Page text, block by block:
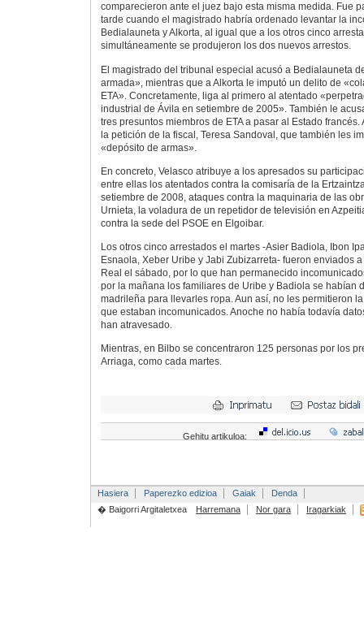
comparecieron ante el juez bajo esta misma medida. Fue
tarde cuando el magistrado habría ordenado levantar la
Bedialauneta y Alkorta, al igual que a los otros cinco
simultáneamente se produjeron los dos nuevos arrestos.
El magistrado del tribunal especial acusó a Bedialauneta
armada», mientras que a Alkorta le imputó un delito de
ETA». Concretamente, liga al primero al atentado
industrial de Ávila en setiembre de 2005». También le
tres presuntos miembros de ETA a pasar al Estado
la petición de la fiscal, Teresa Sandoval, que también les
«depósito de armas».
En concreto, Velasco atribuye a los apresados su
entre ellas los atentados contra la comisaría de la
setiembre de 2008, ataques contra la maquinaria de las
Urnieta, la voladura de un repetidor de televisión en
contra la sede del PSOE en Elgoibar.
Los otros cinco arrestados el martes -Asier Badiola, Ibon
Esnaola, Xeber Uribe y Jabi Zubizarreta- fueron enviados
Real el sábado, por lo que han permanecido
por la mañana los familiares de Uribe y Badiola se habían
madrileña para llevarles ropa. Aun así, no les permitieron
que estaban incomunicados. Anoche no había todavía
han atravesado.
Mientras, en Bilbo se concentraron 125 personas por los
Arriaga, como cada martes.
Gehitu artikuloa:
Hasiera Paperezko edizioa Gaiak
Denda
� Baigorri Argitaletxea
Harremana Nor gara Iragarkiak